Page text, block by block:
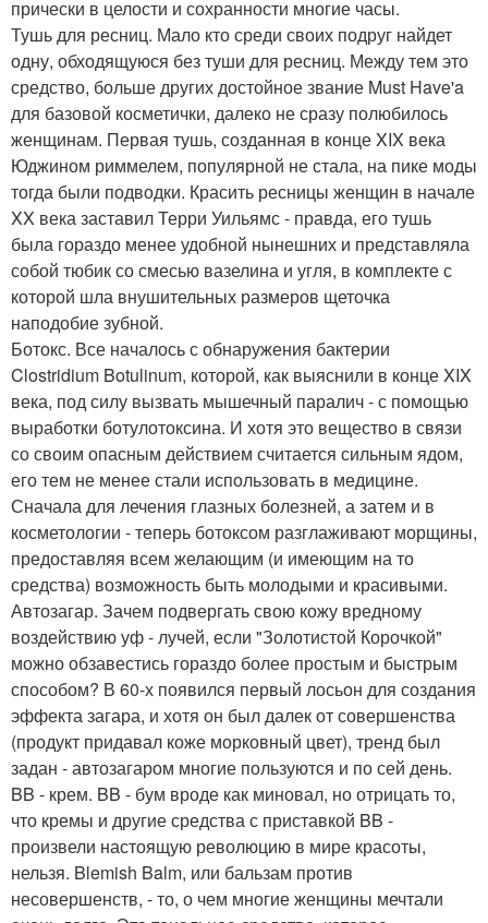
прически в целости и сохранности многие часы.
Тушь для ресниц. Мало кто среди своих подруг найдет
одну, обходящуюся без туши для ресниц. Между тем это
средство, больше других достойное звание Must Have'a
для базовой косметички, далеко не сразу полюбилось
женщинам. Первая тушь, созданная в конце XIX века
Юджином риммелем, популярной не стала, на пике моды
тогда были подводки. Красить ресницы женщин в начале
XX века заставил Терри Уильямс - правда, его тушь
была гораздо менее удобной нынешних и представляла
собой тюбик со смесью вазелина и угля, в комплекте с
которой шла внушительных размеров щеточка
наподобие зубной.
Ботокс. Все началось с обнаружения бактерии
Clostridium Botulinum, которой, как выяснили в конце XIX
века, под силу вызвать мышечный паралич - с помощью
выработки ботулотоксина. И хотя это вещество в связи
со своим опасным действием считается сильным ядом,
его тем не менее стали использовать в медицине.
Сначала для лечения глазных болезней, а затем и в
косметологии - теперь ботоксом разглаживают морщины,
предоставляя всем желающим (и имеющим на то
средства) возможность быть молодыми и красивыми.
Автозагар. Зачем подвергать свою кожу вредному
воздействию уф - лучей, если "Золотистой Корочкой"
можно обзавестись гораздо более простым и быстрым
способом? В 60-х появился первый лосьон для создания
эффекта загара, и хотя он был далек от совершенства
(продукт придавал коже морковный цвет), тренд был
задан - автозагаром многие пользуются и по сей день.
BB - крем. BB - бум вроде как миновал, но отрицать то,
что кремы и другие средства с приставкой BB -
произвели настоящую революцию в мире красоты,
нельзя. Blemish Balm, или бальзам против
несовершенств, - то, о чем многие женщины мечтали